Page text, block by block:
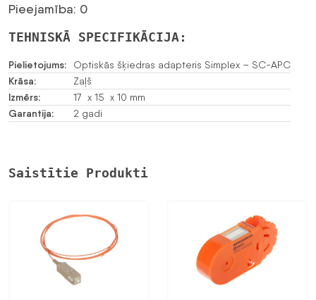
Pieejamība: 0
TEHNISKĀ SPECIFIKĀCIJA:
Pielietojums: Optiskās šķiedras adapteris Simplex – SC-APC
Krāsa: Zaļš
Izmērs: 17 x 15 x 10 mm
Garantija: 2 gadi
Saistītie Produkti